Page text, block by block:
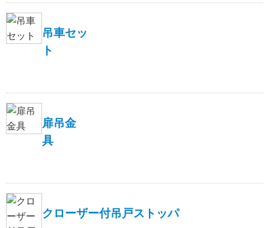
吊車セッ
ト
扉吊金
具
クローザー付吊戸ストッパ